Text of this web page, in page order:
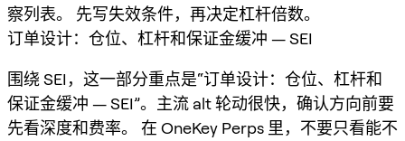
察列表。 先写失效条件，再决定杠杆倍数。
订单设计：仓位、杠杆和保证金缓冲 — SEI
围绕 SEI，这一部分重点是“订单设计：仓位、杠杆和
保证金缓冲 — SEI”。主流 alt 轮动很快，确认方向前要
先看深度和费率。 在 OneKey Perps 里，不要只看能不